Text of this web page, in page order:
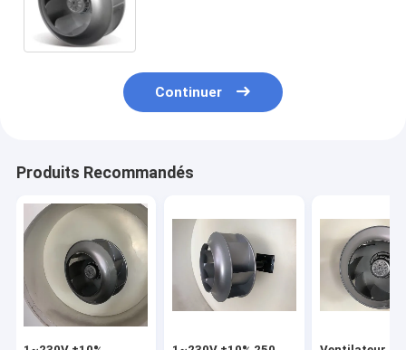
Continuer
Produits Recommandés